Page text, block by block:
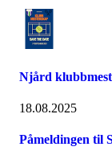
Njård
18.08.2025
Påmeldingen til